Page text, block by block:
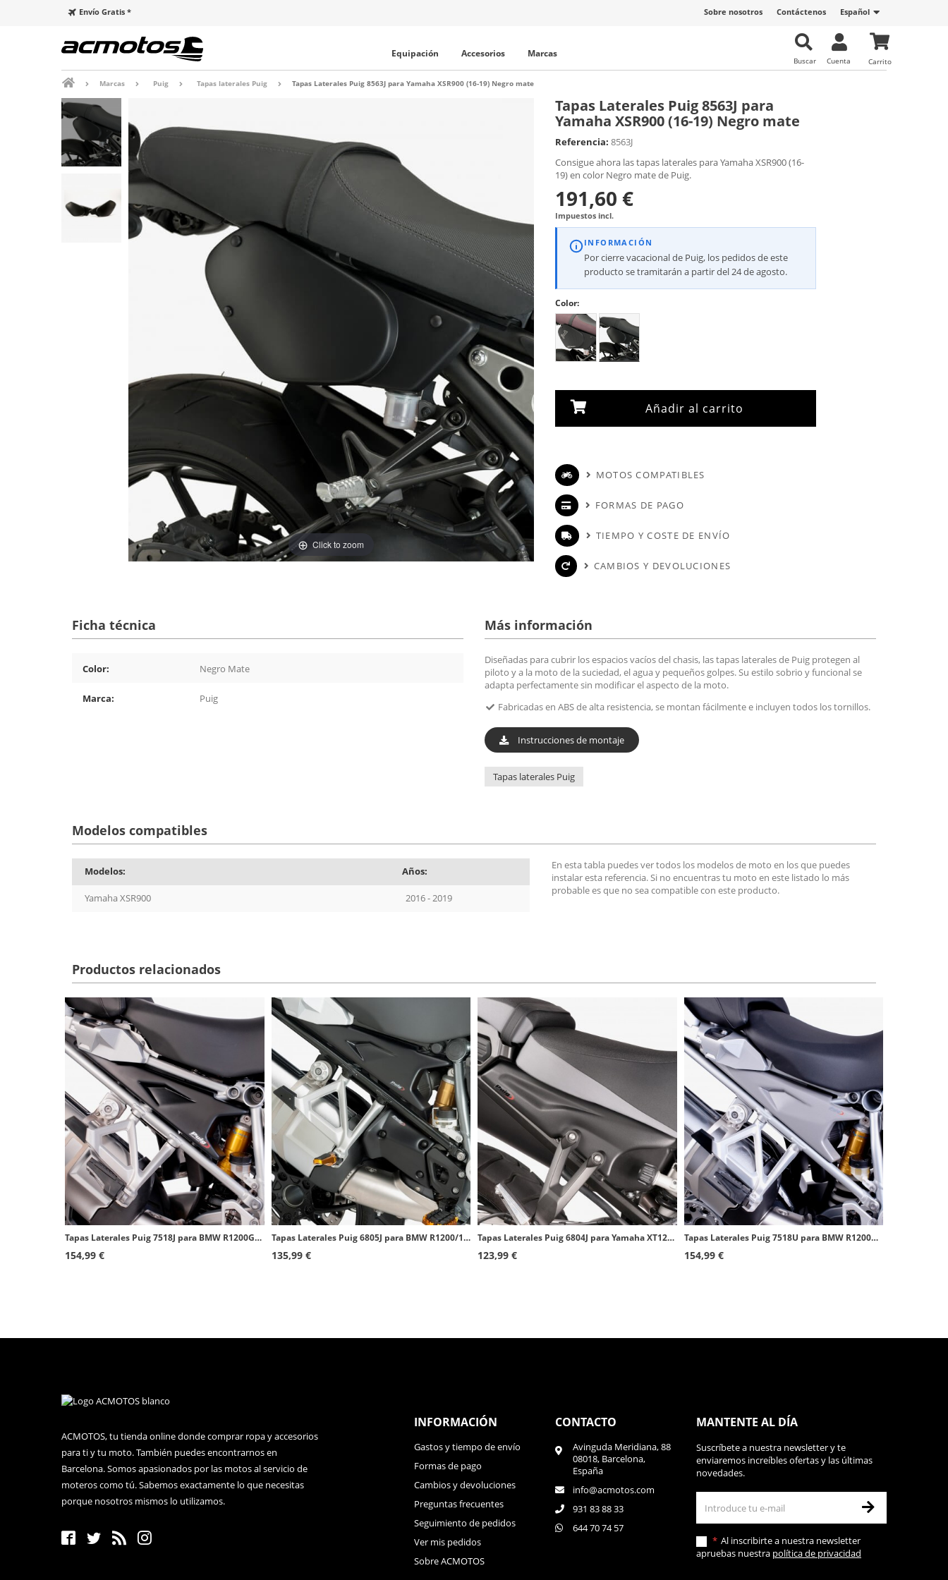
Español
Contáctenos
Sobre nosotros
Envío Gratis *
Carrito
Cuenta
Buscar
Equipación Accesorios Marcas
Marcas Puig Tapas laterales Puig Tapas Laterales Puig 8563J para Yamaha XSR900 (16-19) Negro mate
Click to zoom
Tapas Laterales Puig 8563J para
Yamaha XSR900 (16-19) Negro mate
Referencia: 8563J
Consigue ahora las tapas laterales para Yamaha XSR900 (16-
19) en color Negro mate de Puig.
191,60 €
Impuestos incl.
INFORMACIÓN
Por cierre vacacional de Puig, los pedidos de este
producto se tramitarán a partir del 24 de agosto.
Color:
Añadir al carrito
MOTOS COMPATIBLES
FORMAS DE PAGO
TIEMPO Y COSTE DE ENVÍO
CAMBIOS Y DEVOLUCIONES
Ficha técnica
Color: Negro Mate
Marca: Puig
Más información
Diseñadas para cubrir los espacios vacíos del chasis, las tapas laterales de Puig protegen al
piloto y a la moto de la suciedad, el agua y pequeños golpes. Su estilo sobrio y funcional se
adapta perfectamente sin modificar el aspecto de la moto.
Fabricadas en ABS de alta resistencia, se montan fácilmente e incluyen todos los tornillos.
Instrucciones de montaje
Tapas laterales Puig
Modelos compatibles
Modelos: Años:
Yamaha XSR900 2016 - 2019
En esta tabla puedes ver todos los modelos de moto en los que puedes
instalar esta referencia. Si no encuentras tu moto en este listado lo más
probable es que no sea compatible con este producto.
Productos relacionados
Tapas Laterales Puig 7518J para BMW R1200GS Adventure (14-18) Negro mate
154,99 €
Tapas Laterales Puig 6805J para BMW R1200/1250GS (13-24), R1250GS Adventure (18-24) Negro mate
135,99 €
Tapas Laterales Puig 6804J para Yamaha XT1200Z Super Tenere (10-20) Negro mate
123,99 €
Tapas Laterales Puig 7518U para BMW R1200GS Adventure (14-18) Gris
154,99 €
ACMOTOS, tu tienda online donde comprar ropa y accesorios
para ti y tu moto. También puedes encontrarnos en
Barcelona. Somos apasionados por las motos al servicio de
moteros como tú. Sabemos exactamente lo que necesitas
porque nosotros mismos lo utilizamos.
INFORMACIÓN
Gastos y tiempo de envío
Formas de pago
Cambios y devoluciones
Preguntas frecuentes
Seguimiento de pedidos
Ver mis pedidos
Sobre ACMOTOS
CONTACTO
Avinguda Meridiana, 88
08018, Barcelona,
España
info@acmotos.com
931 83 88 33
644 70 74 57
MANTENTE AL DÍA
Suscríbete a nuestra newsletter y te
enviaremos increíbles ofertas y las últimas
novedades.
Al inscribirte a nuestra newsletter
apruebas nuestra política de privacidad